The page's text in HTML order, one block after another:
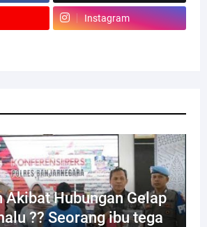
Instagram
Akibat Hubungan Gelap
?? Seorang ibu tega